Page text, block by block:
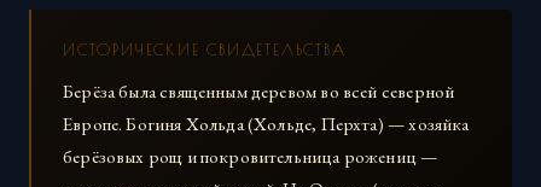
ИСТОРИЧЕСКИЕ СВИДЕТЕЛЬСТВА
Берёза была священным деревом во всей северной
Европе. Богиня Хольда (Хольде, Перхта) — хозяйка
берёзовых рощ и покровительница рожениц —